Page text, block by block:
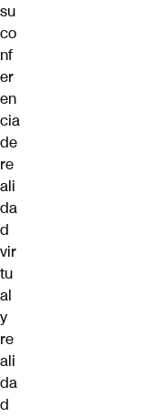
su
co
nf
er
en
cia
de
re
ali
da
d
vir
tu
al
y
re
ali
da
d